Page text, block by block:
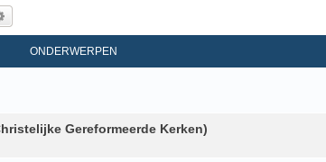
ONDERWERPEN
Gereformeerde Kerken)